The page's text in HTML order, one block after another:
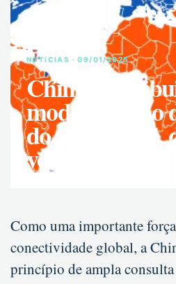
NOTíCIAS · 09/01/2025
China
modernização
do Sul Global,
voz
Como uma importante
conectividade global, a
princípio de ampla